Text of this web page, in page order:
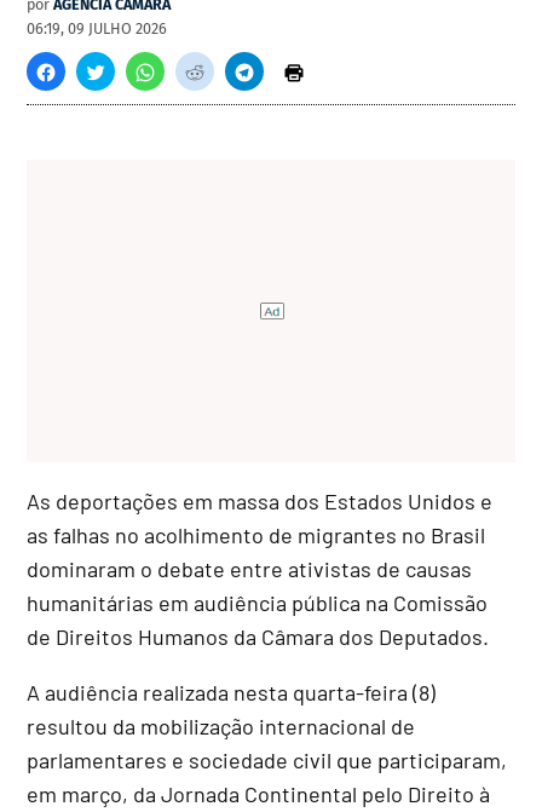
por AGÊNCIA CÂMARA
06:19, 09 JULHO 2026
As deportações em massa dos Estados Unidos e
as falhas no acolhimento de migrantes no Brasil
dominaram o debate entre ativistas de causas
humanitárias em audiência pública na Comissão
de Direitos Humanos da Câmara dos Deputados.
A audiência realizada nesta quarta-feira (8)
resultou da mobilização internacional de
parlamentares e sociedade civil que participaram,
em março, da Jornada Continental pelo Direito à